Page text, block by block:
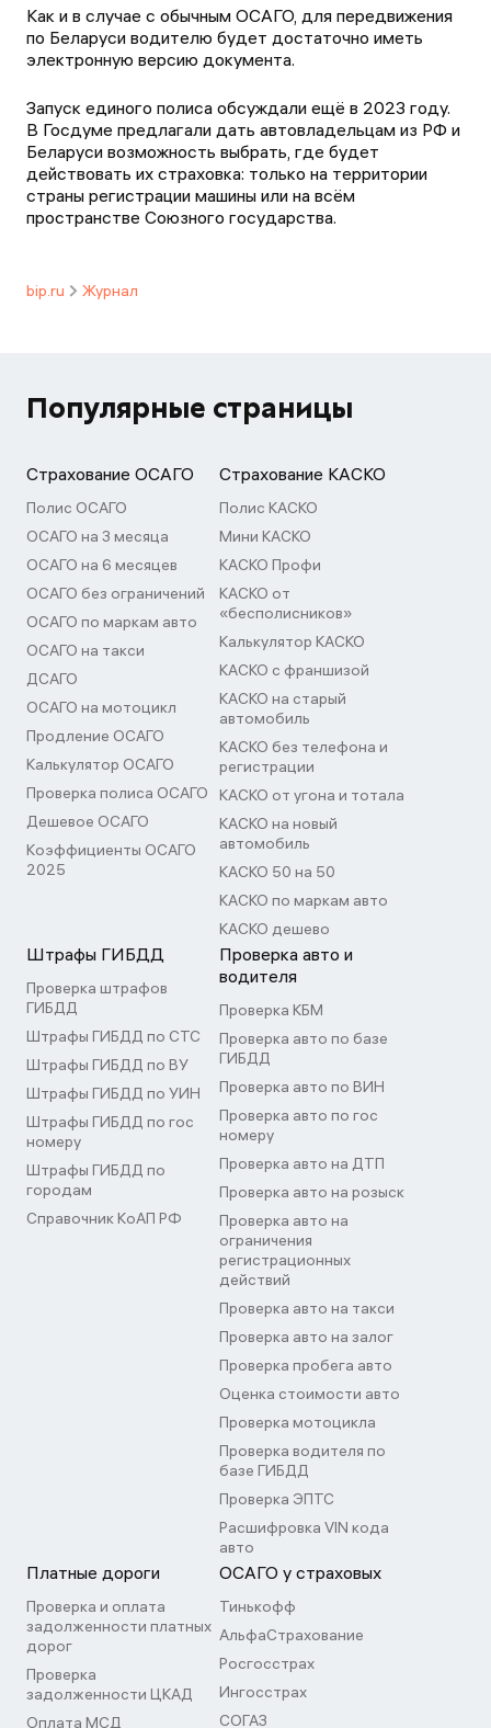
Как и в случае с обычным ОСАГО, для передвижения
по Беларуси водителю будет достаточно иметь
электронную версию документа.
Запуск единого полиса обсуждали ещё в 2023 году.
В Госдуме предлагали дать автовладельцам из РФ и
Беларуси возможность выбрать, где будет
действовать их страховка: только на территории
страны регистрации машины или на всём
пространстве Союзного государства.
bip.ru Журнал
Популярные страницы
Страхование ОСАГО
Полис ОСАГО
ОСАГО на 3 месяца
ОСАГО на 6 месяцев
ОСАГО без ограничений
ОСАГО по маркам авто
ОСАГО на такси
ДСАГО
ОСАГО на мотоцикл
Продление ОСАГО
Калькулятор ОСАГО
Проверка полиса ОСАГО
Дешевое ОСАГО
Коэффициенты ОСАГО
2025
Страхование КАСКО
Полис КАСКО
Мини КАСКО
КАСКО Профи
КАСКО от
«бесполисников»
Калькулятор КАСКО
КАСКО с франшизой
КАСКО на старый
автомобиль
КАСКО без телефона и
регистрации
КАСКО от угона и тотала
КАСКО на новый
автомобиль
КАСКО 50 на 50
КАСКО по маркам авто
КАСКО дешево
Штрафы ГИБДД
Проверка штрафов
ГИБДД
Штрафы ГИБДД по СТС
Штрафы ГИБДД по ВУ
Штрафы ГИБДД по УИН
Штрафы ГИБДД по гос
номеру
Штрафы ГИБДД по
городам
Справочник КоАП РФ
Проверка авто и
водителя
Проверка КБМ
Проверка авто по базе
ГИБДД
Проверка авто по ВИН
Проверка авто по гос
номеру
Проверка авто на ДТП
Проверка авто на розыск
Проверка авто на
ограничения
регистрационных
действий
Проверка авто на такси
Проверка авто на залог
Проверка пробега авто
Оценка стоимости авто
Проверка мотоцикла
Проверка водителя по
базе ГИБДД
Проверка ЭПТС
Расшифровка VIN кода
авто
Платные дороги
Проверка и оплата
задолженности платных
дорог
Проверка
задолженности ЦКАД
Оплата МСД
ОСАГО у страховых
Тинькофф
АльфаСтрахование
Росгосстрах
Ингосстрах
СОГАЗ